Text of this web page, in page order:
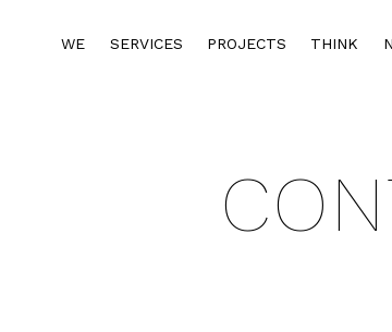
WE SERVICES PROJECTS THINK